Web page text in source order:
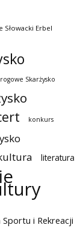
Słowacki Erbel
Skarżysko
konkurs
literatura
Sportu i Rekreacji